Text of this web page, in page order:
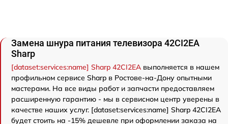
Замена шнура питания телевизора 42CI2EA
Sharp
[dataset:services:name] Sharp 42CI2EA выполняется в нашем
профильном сервисе Sharp в Ростове-на-Дону опытными
мастерами. На все виды работ и запчасти предоставляем
расширенную гарантию - мы в сервисном центр уверены в
качестве наших услуг. [dataset:services:name] Sharp 42CI2EA
будет стоить на -15% дешевле при оформлении заказа на